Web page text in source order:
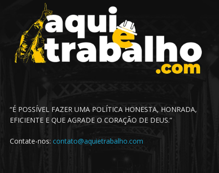
“É POSSÍVEL FAZER UMA POLÍTICA HONESTA, HONRADA,
EFICIENTE E QUE AGRADE O CORAÇÃO DE DEUS.”
Contate-nos: contato@aquietrabalho.com